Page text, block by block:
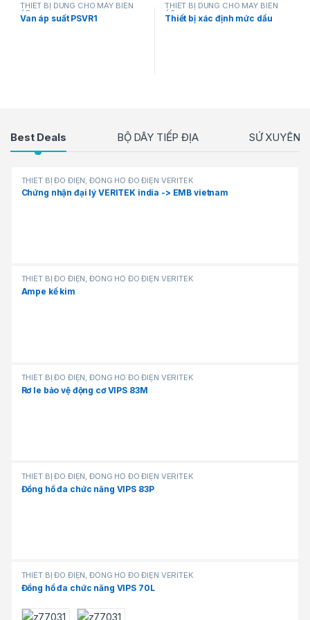
THIẾT BỊ DÙNG CHO MÁY BIẾN
ÁP
Van áp suất PSVR1
THIẾT BỊ DÙNG CHO MÁY BIẾN
ÁP
Thiết bị xác định mức dầu
Products Grid
Best Deals BỘ DÂY TIẾP ĐỊA SỨ XUYÊN
THIẾT BỊ ĐO ĐIỆN, ĐỒNG HỒ ĐO ĐIỆN VERITEK
Chứng nhận đại lý VERITEK india -> EMB vietnam
THIẾT BỊ ĐO ĐIỆN, ĐỒNG HỒ ĐO ĐIỆN VERITEK
Ampe kế kim
THIẾT BỊ ĐO ĐIỆN, ĐỒNG HỒ ĐO ĐIỆN VERITEK
Rơ le bảo vệ động cơ VIPS 83M
THIẾT BỊ ĐO ĐIỆN, ĐỒNG HỒ ĐO ĐIỆN VERITEK
Đồng hồ đa chức năng VIPS 83P
THIẾT BỊ ĐO ĐIỆN, ĐỒNG HỒ ĐO ĐIỆN VERITEK
Đồng hồ đa chức năng VIPS 70L